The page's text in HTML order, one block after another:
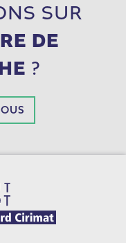
SUR
DE
?